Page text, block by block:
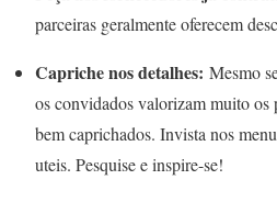
parceiras geralmente oferecem
Capriche nos detalhes: Mesmo
os convidados valorizam muito os
bem caprichados. Invista nos
uteis. Pesquise e inspire-se!